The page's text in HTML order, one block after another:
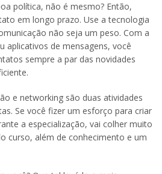
política, não é mesmo? Então,
em longo prazo. Use a tecnologia
não seja um peso. Com a
aplicativos de mensagens, você
sempre a par das novidades
e networking são duas atividades
Se você fizer um esforço para criar
a especialização, vai colher muito
curso, além de conhecimento e um